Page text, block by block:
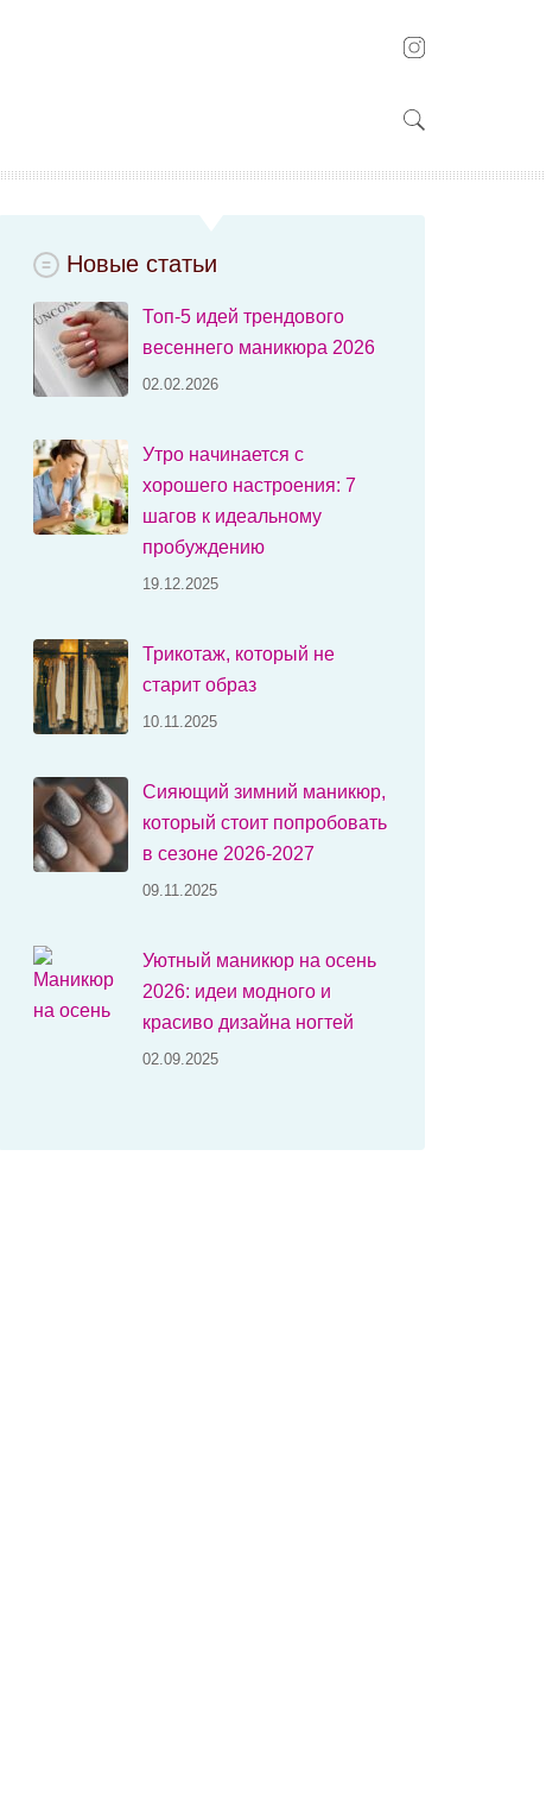
Новые статьи
Топ-5 идей трендового
весеннего маникюра 2026
02.02.2026
Утро начинается с
хорошего настроения: 7
шагов к идеальному
пробуждению
19.12.2025
Трикотаж, который не
старит образ
10.11.2025
Сияющий зимний маникюр,
который стоит попробовать
в сезоне 2026-2027
09.11.2025
Уютный маникюр на осень
2026: идеи модного и
красиво дизайна ногтей
02.09.2025